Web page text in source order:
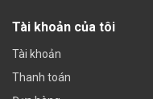
Tài khoản của tôi
Tài khoản
Thanh toán